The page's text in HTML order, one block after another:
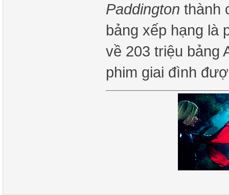
Paddington thành
bảng xếp hạng là
về 203 triệu bảng
phim giai đình